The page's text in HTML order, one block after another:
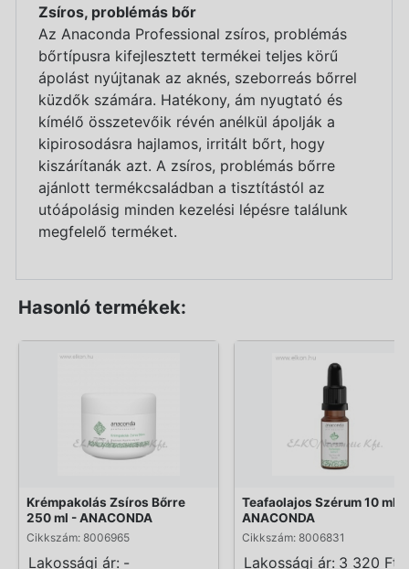
Zsíros, problémás bőr
Az Anaconda Professional zsíros, problémás
bőrtípusra kifejlesztett termékei teljes körű
ápolást nyújtanak az aknés, szeborreás bőrrel
küzdők számára. Hatékony, ám nyugtató és
kímélő összetevőik révén anélkül ápolják a
kipirosodásra hajlamos, irritált bőrt, hogy
kiszárítanák azt. A zsíros, problémás bőrre
ajánlott termékcsaládban a tisztítástól az
utóápolásig minden kezelési lépésre találunk
megfelelő terméket.
Hasonló termékek:
Krémpakolás Zsíros Bőrre
250 ml - ANACONDA
Cikkszám: 8006965
Lakossági ár: -
Teafaolajos Szérum 10 ml -
ANACONDA
Cikkszám: 8006831
Lakossági ár: 3 320 Ft